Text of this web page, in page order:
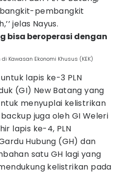
pembangkit
jelas Nayus.
bisa beroperasi dengan
Kawasan Ekonomi Khusus (KEK)
lapis ke-3 PLN
(GI) New Batang yang
menyuplai kelistrikan
juga oleh GI Weleri
lapis ke-4, PLN
Hubung (GH) dan
satu GH lagi yang
kelistrikan pada